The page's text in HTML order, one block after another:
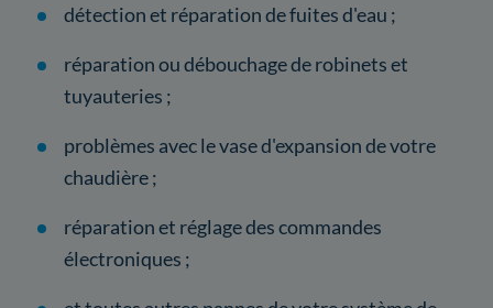
détection et réparation de fuites d'eau ;
réparation ou débouchage de robinets et
tuyauteries ;
problèmes avec le vase d'expansion de votre
chaudière ;
réparation et réglage des commandes
électroniques ;